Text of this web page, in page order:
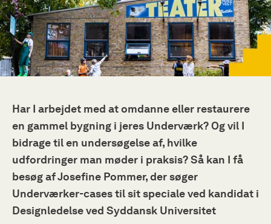
Har I arbejdet med at omdanne eller restaurere
en gammel bygning i jeres Underværk? Og vil I
bidrage til en undersøgelse af, hvilke
udfordringer man møder i praksis? Så kan I få
besøg af Josefine Pommer, der søger
Underværker-cases til sit speciale ved kandidat i
Designledelse ved Syddansk Universitet